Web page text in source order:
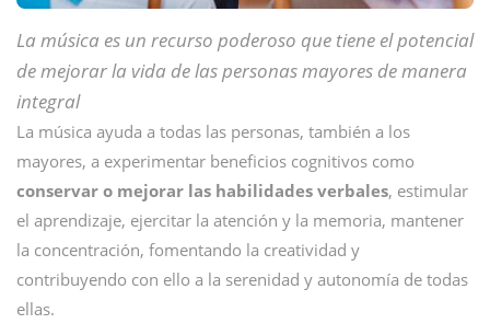
La música es un recurso poderoso que tiene el potencial
de mejorar la vida de las personas mayores de manera
integral
La música ayuda a todas las personas, también a los
mayores, a experimentar beneficios cognitivos como
conservar o mejorar las habilidades verbales, estimular
el aprendizaje, ejercitar la atención y la memoria, mantener
la concentración, fomentando la creatividad y
contribuyendo con ello a la serenidad y autonomía de todas
ellas.